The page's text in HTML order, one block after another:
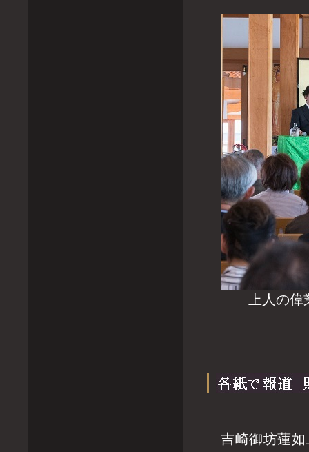
上人の偉業
吉崎御坊蓮如